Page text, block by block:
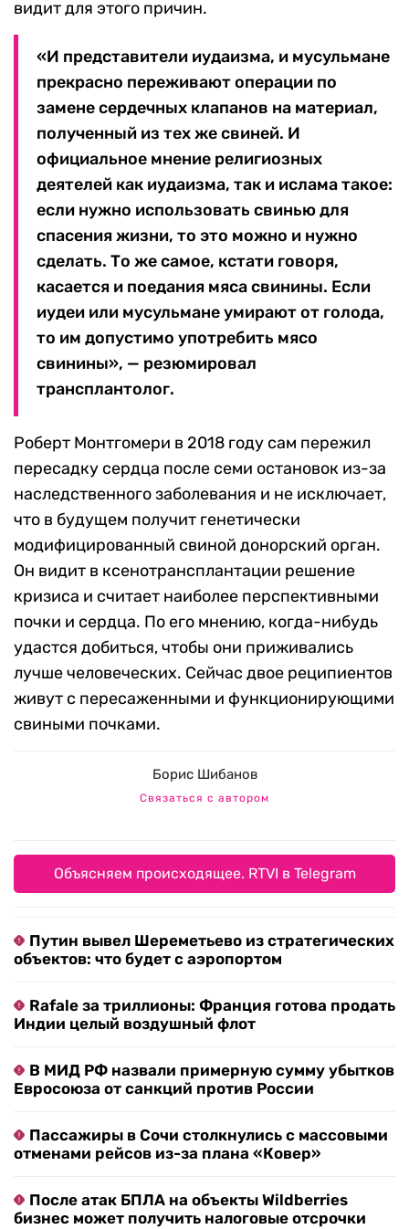
видит для этого причин.
«И представители иудаизма, и мусульмане
прекрасно переживают операции по
замене сердечных клапанов на материал,
полученный из тех же свиней. И
официальное мнение религиозных
деятелей как иудаизма, так и ислама такое:
если нужно использовать свинью для
спасения жизни, то это можно и нужно
сделать. То же самое, кстати говоря,
касается и поедания мяса свинины. Если
иудеи или мусульмане умирают от голода,
то им допустимо употребить мясо
свинины», — резюмировал
трансплантолог.
Роберт Монтгомери в 2018 году сам пережил
пересадку сердца после семи остановок из-за
наследственного заболевания и не исключает,
что в будущем получит генетически
модифицированный свиной донорский орган.
Он видит в ксенотрансплантации решение
кризиса и считает наиболее перспективными
почки и сердца. По его мнению, когда-нибудь
удастся добиться, чтобы они приживались
лучше человеческих. Сейчас двое реципиентов
живут с пересаженными и функционирующими
свиными почками.
Борис Шибанов
Связаться с автором
Объясняем происходящее. RTVI в Telegram
Путин вывел Шереметьево из стратегических
объектов: что будет с аэропортом
Rafale за триллионы: Франция готова продать
Индии целый воздушный флот
В МИД РФ назвали примерную сумму убытков
Евросоюза от санкций против России
Пассажиры в Сочи столкнулись с массовыми
отменами рейсов из-за плана «Ковер»
После атак БПЛА на объекты Wildberries
бизнес может получить налоговые отсрочки